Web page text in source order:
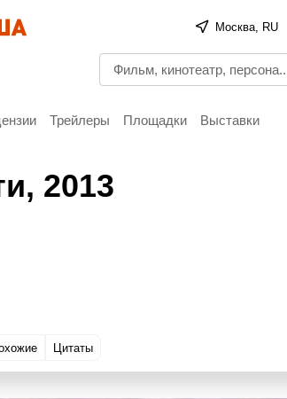
Москва, RU
Трейлеры Площадки Выставки
, 2013
Цитаты